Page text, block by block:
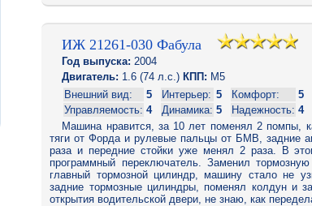
ИЖ 21261-030 Фабула
Год выпуска: 2004
Двигатель: 1.6 (74 л.с.) КПП: M5
Внешний вид:
5 Интерьер: 5 Комфорт:
5
Управляемость: 4 Динамика: 5 Надежность: 4
Машина нравится, за 10 лет поменял 2 помпы,
тяги от Форда и рулевые пальцы от БМВ, задние
раза и передние стойки уже менял 2 раза. В
программный переключатель. Заменил
главный тормозной цилиндр, машину стало не
задние тормозные цилиндры, поменял колдун и
открытия водительской двери, не знаю, как